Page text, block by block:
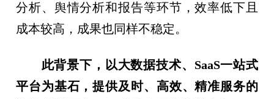
分析、舆情分析和报告等环节，效率低下且
成本较高，成果也同样不稳定。
此背景下，以大数据技术、SaaS一站式
平台为基石，提供及时、高效、精准服务的